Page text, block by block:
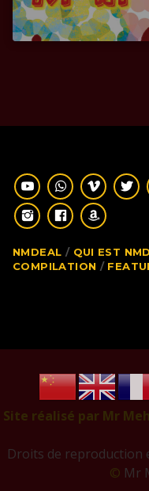
NMDEAL QUI EST
COMPILATION
Site réalisé par Mr
Droits de reproduction
© Mr